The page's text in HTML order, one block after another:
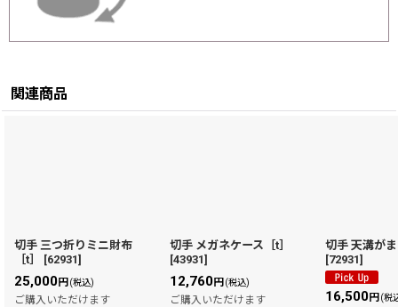
関連商品
切手 三つ折りミニ財布
［t］
[62931]
25,000円(税込)
ご購入いただけます
切手 メガネケース［t］
[43931]
12,760円(税込)
ご購入いただけます
切手 天溝が
[72931]
16,500円(税